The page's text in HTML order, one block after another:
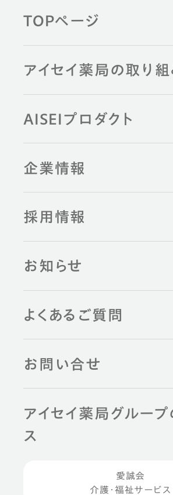
TOPページ
アイセイ薬局の取り組
AISEIプロダクト
企業情報
採用情報
お知らせ
よくあるご質問
お問い合せ
アイセイ薬局グルー
ス
愛誠会
介護・福祉サービス